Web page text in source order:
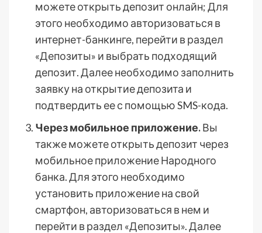
можете открыть депозит онлайн; Для
этого необходимо авторизоваться в
интернет-банкинге, перейти в раздел
«Депозиты» и выбрать подходящий
депозит. Далее необходимо заполнить
заявку на открытие депозита и
подтвердить ее с помощью SMS-кода.
Через мобильное приложение.Вы
также можете открыть депозит через
мобильное приложение Народного
банка. Для этого необходимо
установить приложение на свой
смартфон, авторизоваться в нем и
перейти в раздел «Депозиты». Далее